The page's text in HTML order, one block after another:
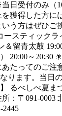
日受付のみ（
獲得した方に
う方はぜひご
ースティックラ
留青太鼓
20:00～20:30
たってのご注
ります。当日
】 るべしべ夏
：〒091-0003
2445